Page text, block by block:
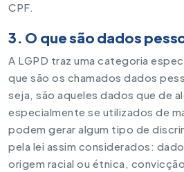
CPF.
3. O que são dados
A LGPD traz uma categoria
que são os chamados dados
seja, são aqueles dados que de
especialmente se utilizados de
podem gerar algum tipo de
pela lei assim considerados:
origem racial ou étnica,